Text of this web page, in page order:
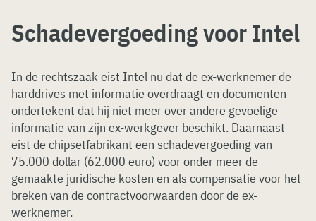
Schadevergoeding voor Intel
In de rechtszaak eist Intel nu dat de ex-werknemer de
harddrives met informatie overdraagt en documenten
ondertekent dat hij niet meer over andere gevoelige
informatie van zijn ex-werkgever beschikt. Daarnaast
eist de chipsetfabrikant een schadevergoeding van
75.000 dollar (62.000 euro) voor onder meer de
gemaakte juridische kosten en als compensatie voor het
breken van de contractvoorwaarden door de ex-
werknemer.